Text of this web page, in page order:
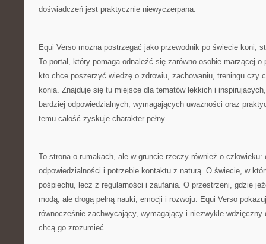
doświadczeń jest praktycznie niewyczerpana.
Equi Verso można postrzegać jako przewodnik po świecie koni,
To portal, który pomaga odnaleźć się zarówno osobie marzącej
kto chce poszerzyć wiedzę o zdrowiu, zachowaniu, treningu czy
konia. Znajduje się tu miejsce dla tematów lekkich i
bardziej odpowiedzialnych, wymagających uważności oraz
temu całość zyskuje charakter pełny.
To strona o rumakach, ale w gruncie rzeczy również o
odpowiedzialności i potrzebie kontaktu z naturą. O świecie, w
pośpiechu, lecz z regularności i zaufania. O przestrzeni, gdzie
modą, ale drogą pełną nauki, emocji i rozwoju. Equi Verso
równocześnie zachwycający, wymagający i niezwykle
chcą go zrozumieć.